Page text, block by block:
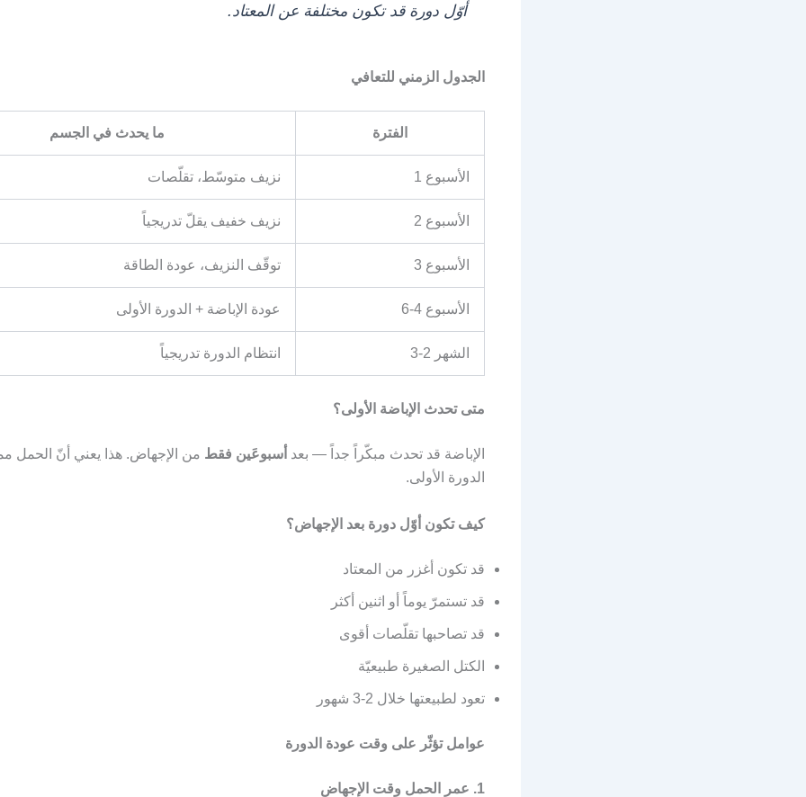
أوّل دورة قد تكون مختلفة عن المعتاد.
الجدول الزمني للتعافي
الفترة ما يحدث في الجسم
الأسبوع 1 نزيف متوسّط، تقلّصات
الأسبوع 2 نزيف خفيف يقلّ تدريجياً
الأسبوع 3 توقّف النزيف، عودة الطاقة
الأسبوع 4-6 عودة الإباضة + الدورة الأولى
الشهر 2-3 انتظام الدورة تدريجياً
متى تحدث الإباضة الأولى؟
الإباضة قد تحدث مبكّراً جداً — بعد أسبوعَين فقط من الإجهاض. هذا يعني أنّ الحمل
الدورة الأولى.
كيف تكون أوّل دورة بعد الإجهاض؟
قد تكون أغزر من المعتاد
قد تستمرّ يوماً أو اثنين أكثر
قد تصاحبها تقلّصات أقوى
الكتل الصغيرة طبيعيّة
تعود لطبيعتها خلال 2-3 شهور
عوامل تؤثّر على وقت عودة الدورة
1. عمر الحمل وقت الإجهاض